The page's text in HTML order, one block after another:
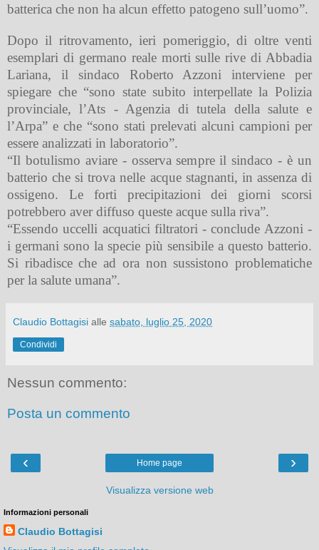
batterica che non ha alcun effetto patogeno sull’uomo”.
Dopo il ritrovamento, ieri pomeriggio, di oltre venti
esemplari di germano reale morti sulle rive di Abbadia
Lariana, il sindaco Roberto Azzoni interviene per
spiegare che “sono state subito interpellate la Polizia
provinciale, l’Ats - Agenzia di tutela della salute e
l’Arpa” e che “sono stati prelevati alcuni campioni per
essere analizzati in laboratorio”.
“Il botulismo aviare - osserva sempre il sindaco - è un
batterio che si trova nelle acque stagnanti, in assenza di
ossigeno. Le forti precipitazioni dei giorni scorsi
potrebbero aver diffuso queste acque sulla riva”.
“Essendo uccelli acquatici filtratori - conclude Azzoni -
i germani sono la specie più sensibile a questo batterio.
Si ribadisce che ad ora non sussistono problematiche
per la salute umana”.
Claudio Bottagisi alle sabato, luglio 25, 2020
Condividi
Nessun commento:
Posta un commento
‹ ›
Home page
Visualizza versione web
Informazioni personali
Claudio Bottagisi